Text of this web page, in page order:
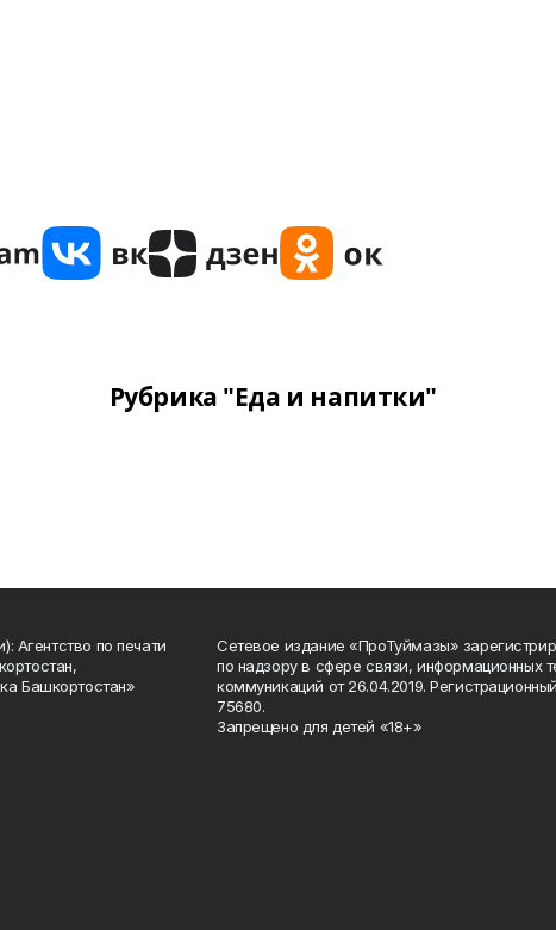
Рубрика "Еда и напитки"
Агентство по печати
Башкортостан»
Сетевое издание «ПроТуймазы»
по надзору в сфере связи, информационных
коммуникаций от 26.04.2019.
75680.
Запрещено для детей «18+»